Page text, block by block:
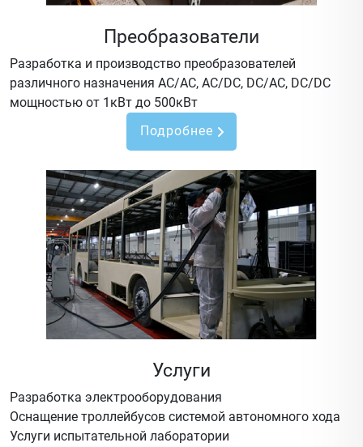
Преобразователи
Разработка и производство преобразователей
различного назначения AC/AC, AC/DC, DC/AC, DC/DC
мощностью от 1кВт до 500кВт
Подробнее
Услуги
Разработка электрооборудования
Оснащение троллейбусов системой автономного хода
Услуги испытательной лаборатории